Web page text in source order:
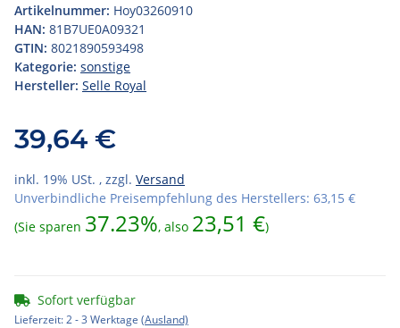
Artikelnummer: Hoy03260910
HAN: 81B7UE0A09321
GTIN: 8021890593498
Kategorie: sonstige
Hersteller: Selle Royal
39,64 €
inkl. 19% USt. , zzgl. Versand
Unverbindliche Preisempfehlung des Herstellers: 63,15 €
(Sie sparen 37.23%, also 23,51 €)
Sofort verfügbar
Lieferzeit:2 - 3 Werktage (Ausland)